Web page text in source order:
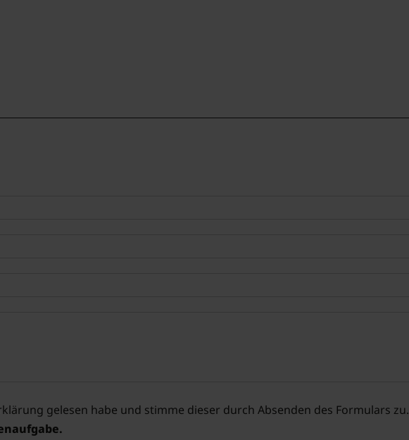
gelesen habe und stimme dieser durch Absenden des Formulars zu.